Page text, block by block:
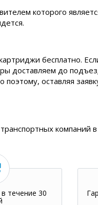
которого
бесплатно.
доставляем до
оставляя
компаний
течение 30